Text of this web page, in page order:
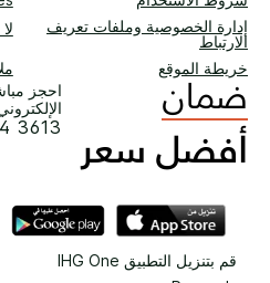
إدارة الخصوصية وملفات تعريف
الارتباط
خريطة الموقع
احجز
3613
قم بتنزيل التطبيق IHG One